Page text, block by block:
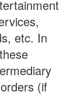
etc. In
(if